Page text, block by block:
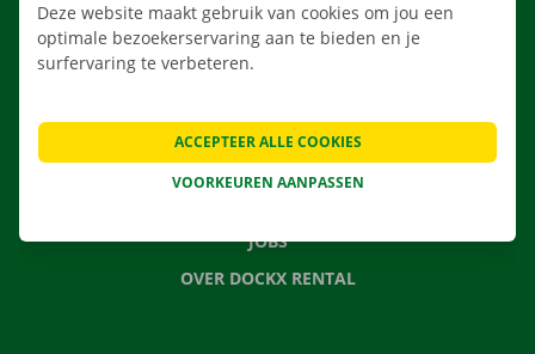
VEELGESTELDE VRAGEN
NIEUWS
JOBS
OVER DOCKX RENTAL
Deze website maakt gebruik van cookies om jou een
optimale bezoekerservaring aan te bieden en je
surfervaring te verbeteren.
VOORKEUREN AANPASSEN
ACCEPTEER ALLE COOKIES